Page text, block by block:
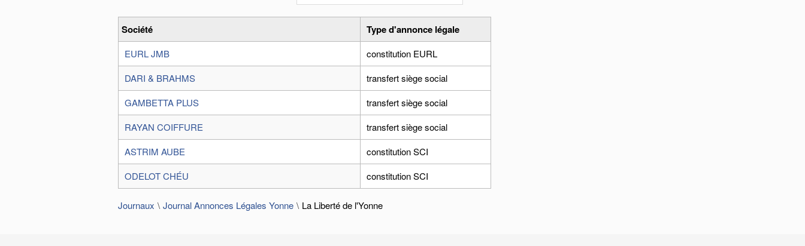
Société Type d'annonce légale
EURL JMB
constitution EURL
DARI & BRAHMS
transfert siège social
GAMBETTA PLUS
transfert siège social
RAYAN COIFFURE
transfert siège social
ASTRIM AUBE
constitution SCI
ODELOT CHÉU
constitution SCI
Journaux Journal Annonces Légales Yonne La Liberté de l'Yonne